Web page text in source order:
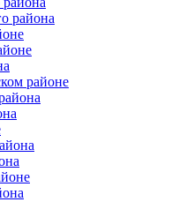
района
районе